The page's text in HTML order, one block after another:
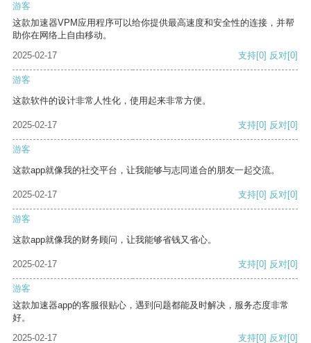
游客
这款加速器VPM应用程序可以给你提供最高速度和安全性的连接，并帮
助你在网络上自由移动。
2025-02-17
支持[0] 反对[0]
游客
这款软件的设计非常人性化，使用起来非常方便。
2025-02-17 支持[0] 反对[0]
游客
这款app就像我的社交平台，让我能够与志同道合的朋友一起交流。
2025-02-17 支持[0] 反对[0]
游客
这款app就像我的财务顾问，让我能够省钱又省心。
2025-02-17 支持[0] 反对[0]
游客
这款加速器app的客服很贴心，遇到问题都能及时解决，服务态度非常
好。
2025-02-17
支持[0] 反对[0]